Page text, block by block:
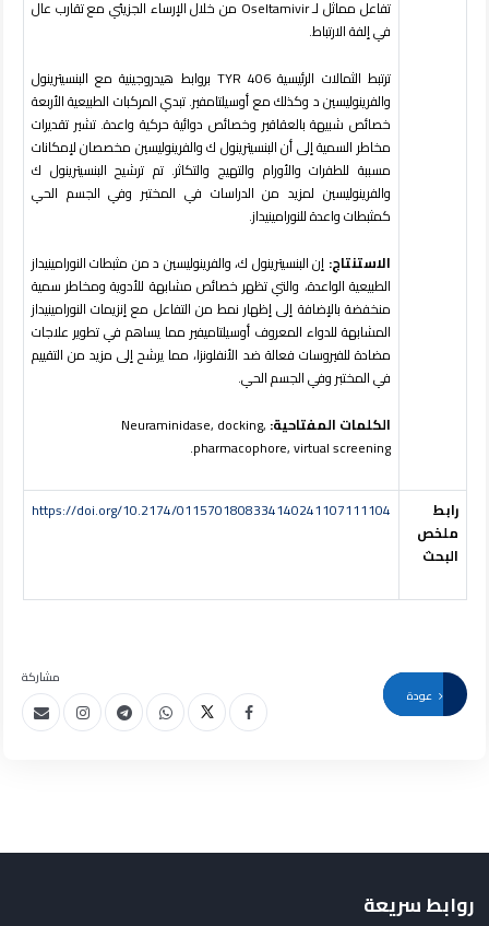
تفاعل مماثل لـOseltamivir من خلال الإرساء الجزيئي مع تقارب عال
في إلفة الارتباط.
ترتبط الثمالات الرئيسية TYR 406 بروابط هيدروجينية مع البنسيترينول
والفرينوليسين د وكذلك مع أوسيلتامفير. تبدي المركبات الطبيعية الأربعة
خصائص شبيهة بالعقاقير وخصائص دوائية حركية واعدة. تشير تقديرات
مخاطر السمية إلى أن البنسيترينول ك والفرينوليسين مخصصان لإمكانات
مسببة للطفرات والأورام والتهيج والتكاثر. تم ترشيح البنسيترينول ك
والفرينوليسين لمزيد من الدراسات في المختبر وفي الجسم الحي
كمثبطات واعدة للنورامينيداز.
الاستنتاج: إن البنسيترينول ك، والفرينوليسين د من مثبطات النورامينيداز
الطبيعية الواعدة، والتي تظهر خصائص مشابهة للأدوية ومخاطر سمية
منخفضة بالإضافة إلى إظهار نمط من التفاعل مع إنزيمات النورامينيداز
المشابهة للدواء المعروف أوسيلتاميفير مما يساهم في تطوير علاجات
مضادة للفيروسات فعالة ضد الأنفلونزا، مما يرشح إلى مزيد من التقييم
في المختبر وفي الجسم الحي.
الكلمات المفتاحية: Neuraminidase, docking,
pharmacophore, virtual screening.
رابط
ملخص
البحث
https://doi.org/10.2174/0115701808334140241107111104
مشاركة
روابط سريعة